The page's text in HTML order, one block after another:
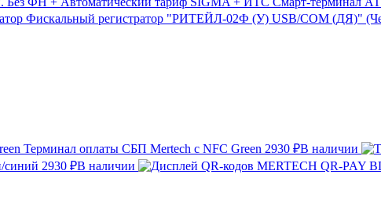
Фискальный регистратор "РИТЕЙЛ-02Ф (У) USB/COM (ДЯ)"
Терминал оплаты СБП Mertech с NFC Green 2930 ₽В наличии
синий 2930 ₽В наличии